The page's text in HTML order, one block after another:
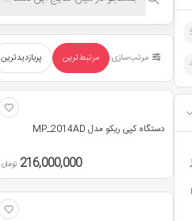
مرتب‌سازی: مرتبط‌ترین پربازدیدترین
دستگاه کپی ریکو مدل MP_2014AD
216,000,000 تومان